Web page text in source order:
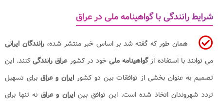
شرایط رانندگی با گواهینامه ملی در عراق
همان طور که گفته شد بر اساس خبر منتشر شده،رانندگان ایرانی
می‌ توانند با استفاده ازگواهینامه ملیخود در کشورعراق رانندگیکنند. این
تصمیم به عنوان بخشی از توافقات بین دو کشور ایران و عراق برای تسهیل
تردد شهروندان اتخاذ شده است. این توافق بینایران و عراق نه تنها برای